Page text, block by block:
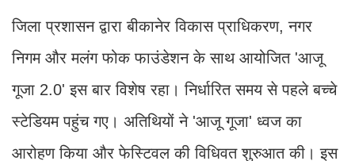
जिला प्रशासन द्वारा बीकानेर विकास प्राधिकरण, नगर
निगम और मलंग फोक फाउंडेशन के साथ आयोजित 'आजू
गूजा 2.0' इस बार विशेष रहा। निर्धारित समय से पहले बच्चे
स्टेडियम पहुंच गए। अतिथियों ने 'आजू गूजा' ध्वज का
आरोहण किया और फेस्टिवल की विधिवत शुरुआत की। इस